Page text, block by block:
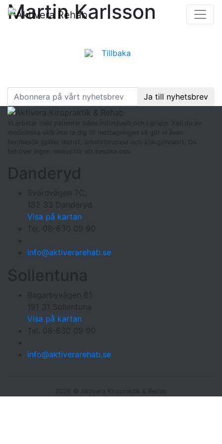
Martin Karlsson
Tillbaka
Ja till nyhetsbrev
Vi arbetar med patienter både individuellt och i grupp. Kan du av
medicinska skäl inte ta dig till mottagningen så gör vi även
hembesök (gäller dietist, arbetsterapeut och sjukgymnast). Du
behöver ingen remiss för att besöka oss.
Danderyd
Svärdvägen 7C,
182 33 Danderyd
Visa på kartan
Tel. 08-630 09 90
info@aktiverarehab.se
Sollentuna
Bagarbyvägen 61
191 31 Sollentuna
Visa på kartan
Tel. 08-630 09 90
info@aktiverarehab.se
2026 © Aktivera Kiropraktik & Rehab